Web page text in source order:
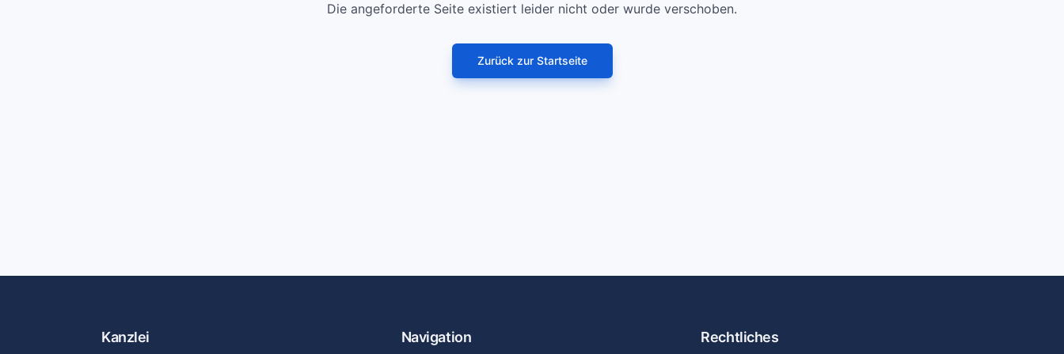
Die angeforderte Seite existiert leider nicht oder wurde verschoben.
Zurück zur Startseite
Kanzlei Navigation Rechtliches